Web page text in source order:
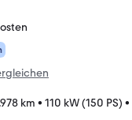
km • 110 kW (150 PS) •